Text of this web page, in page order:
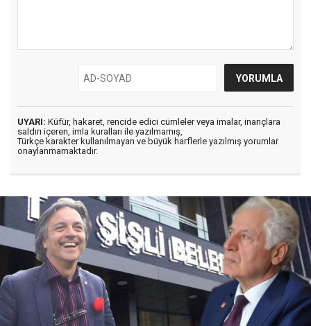
UYARI: Küfür, hakaret, rencide edici cümleler veya imalar, inançlara
saldırı içeren, imla kuralları ile yazılmamış,
Türkçe karakter kullanılmayan ve büyük harflerle yazılmış yorumlar
onaylanmamaktadır.